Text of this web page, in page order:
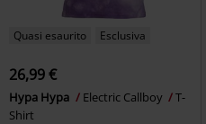
Quasi esaurito Esclusiva
26,99 €
Hypa Hypa Electric Callboy
T-
Shirt